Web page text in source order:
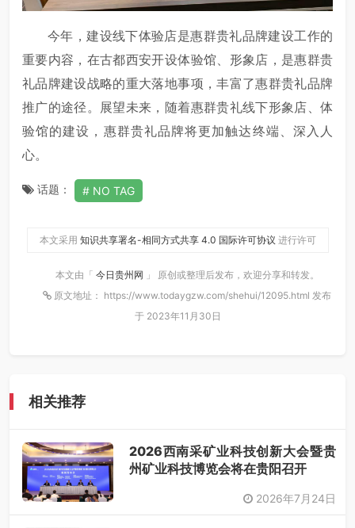
今年，建设线下体验店是惠群贵礼品牌建设工作的
重要内容，在古都西安开设体验馆、形象店，是惠群贵
礼品牌建设战略的重大落地事项，丰富了惠群贵礼品牌
推广的途径。展望未来，随着惠群贵礼线下形象店、体
验馆的建设，惠群贵礼品牌将更加触达终端、深入人
心。
话题： NO TAG
本文采用 知识共享署名-相同方式共享 4.0 国际许可协议 进行许可
本文由「 今日贵州网 」 原创或整理后发布，欢迎分享和转发。
原文地址： https://www.todaygzw.com/shehui/12095.html 发布
于 2023年11月30日
相关推荐
2026西南采矿业科技创新大会暨贵
州矿业科技博览会将在贵阳召开
2026年7月24日